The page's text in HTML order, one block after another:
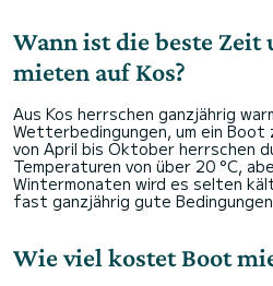
Wann ist die beste Zeit
mieten auf Kos?
Aus Kos herrschen ganzjährig
Wetterbedingungen, um ein Boot
von April bis Oktober herrschen
Temperaturen von über 20 °C,
Wintermonaten wird es selten
fast ganzjährig gute Bedingungen
Wie viel kostet Boot